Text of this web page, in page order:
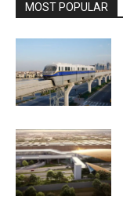
MOST POPULAR